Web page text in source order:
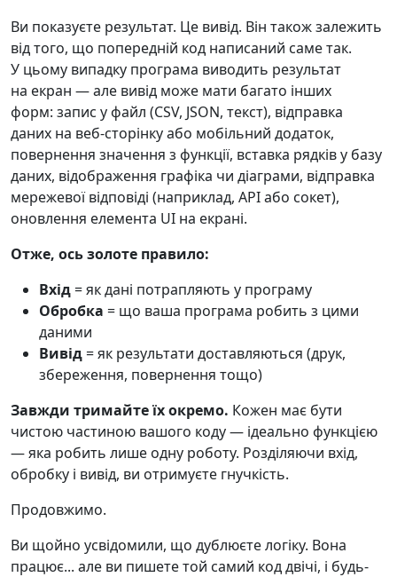
Ви показуєте результат. Це вивід. Він також залежить
від того, що попередній код написаний саме так.
У цьому випадку програма виводить результат
на екран — але вивід може мати багато інших
форм: запис у файл (CSV, JSON, текст), відправка
даних на веб-сторінку або мобільний додаток,
повернення значення з функції, вставка рядків у базу
даних, відображення графіка чи діаграми, відправка
мережевої відповіді (наприклад, API або сокет),
оновлення елемента UI на екрані.
Отже, ось золоте правило:
Вхід= як дані потрапляють у програму
Обробка = що ваша програма робить з цими
даними
Вивід= як результати доставляються (друк,
збереження, повернення тощо)
Завжди тримайте їх окремо. Кожен має бути
чистою частиною вашого коду — ідеально функцією
— яка робить лише одну роботу. Розділяючи вхід,
обробку і вивід, ви отримуєте гнучкість.
Продовжимо.
Ви щойно усвідомили, що дублюєте логіку. Вона
працює... але ви пишете той самий код двічі, і будь-